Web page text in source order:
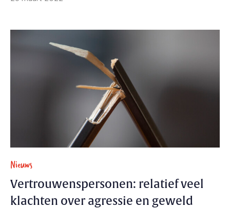
Nieuws
Vertrouwenspersonen: relatief veel
klachten over agressie en geweld